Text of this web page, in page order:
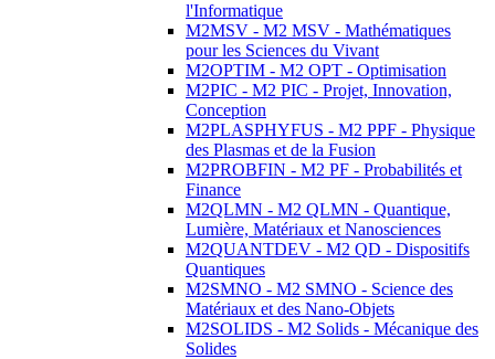
l'Informatique
M2MSV - M2 MSV - Mathématiques
pour les Sciences du Vivant
M2OPTIM - M2 OPT - Optimisation
M2PIC - M2 PIC - Projet, Innovation,
Conception
M2PLASPHYFUS - M2 PPF - Physique
des Plasmas et de la Fusion
M2PROBFIN - M2 PF - Probabilités et
Finance
M2QLMN - M2 QLMN - Quantique,
Lumière, Matériaux et Nanosciences
M2QUANTDEV - M2 QD - Dispositifs
Quantiques
M2SMNO - M2 SMNO - Science des
Matériaux et des Nano-Objets
M2SOLIDS - M2 Solids - Mécanique des
Solides